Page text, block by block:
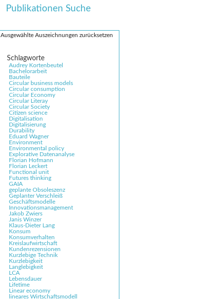
Gibt es "geplante
Weniger statt mehr:
erkennen
Publikationen Suche
Ausgewählte Auszeichnungen zurücksetzen
Audrey Kortenbeutel
Bachelorarbeit
Bauteile
Circular business models
Circular consumption
Circular Economy
Circular Literay
Circular Society
Citizen science
Digitalisation
Digitalisierung
Durability
Eduard Wagner
Environment
Environmental policy
Explorative Datenanalyse
Florian Hofmann
Florian Leckert
Functional unit
Futures thinking
GAIA
geplante Obsoleszenz
Geplanter Verschleiß
Geschäftsmodelle
Innovationsmanagement
Jakob Zwiers
Janis Winzer
Klaus-Dieter Lang
Konsum
Konsumverhalten
Kreislaufwirtschaft
Kundenrezensionen
Kurzlebige Technik
Kurzlebigkeit
Langlebigkeit
LCA
Lebensdauer
Lifetime
Linear economy
lineares Wirtschaftsmodell